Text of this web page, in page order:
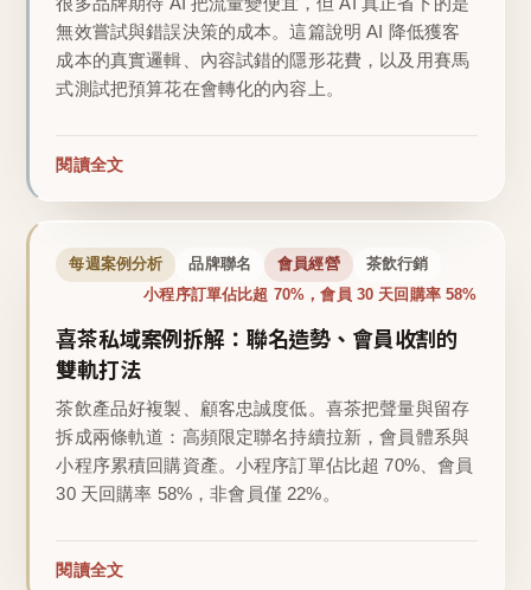
無效嘗試與錯誤決策的成本。這篇說明 AI 降低獲客
成本的真實邏輯、內容試錯的隱形花費，以及用賽馬
式測試把預算花在會轉化的內容上。
閱讀全文
每週案例分析 品牌聯名 會員經營 茶飲行銷
小程序訂單佔比超 70%，會員 30 天回購率 58%
喜茶私域案例拆解：聯名造勢、會員收割的
雙軌打法
茶飲產品好複製、顧客忠誠度低。喜茶把聲量與留存
拆成兩條軌道：高頻限定聯名持續拉新，會員體系與
小程序累積回購資產。小程序訂單佔比超 70%、會員
30 天回購率 58%，非會員僅 22%。
閱讀全文